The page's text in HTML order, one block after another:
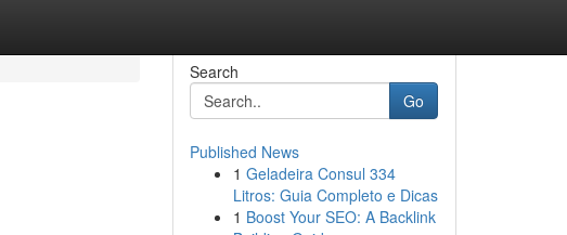
Search
Go
Published News
1 Geladeira Consul 334
Litros: Guia Completo e Dicas
1 Boost Your SEO: A Backlink